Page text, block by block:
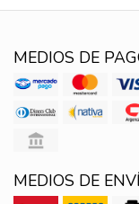
MEDIOS DE
MEDIOS DE